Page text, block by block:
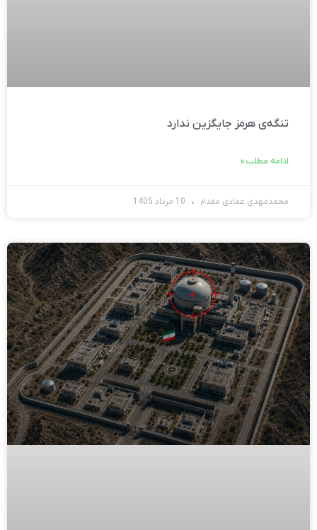
تنگه‌ی هرمز جایگزین ندارد
ادامه مطلب »
محمدمهدی عمادی مقدم